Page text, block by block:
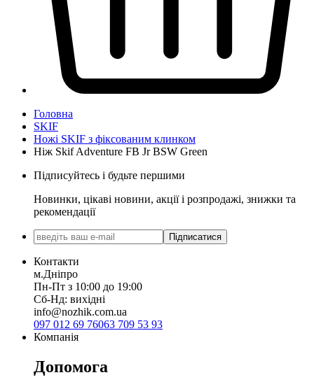
Головна
SKIF
Ножі SKIF з фіксованим клинком
Ніж Skif Adventure FB Jr BSW Green
Підписуйтесь і будьте першими
Новинки, цікаві новини, акції і розпродажі, знижки та
рекомендації
Підписатися
Контакти
м.Дніпро
Пн-Пт з 10:00 до 19:00
Сб-Нд: вихідні
info@nozhik.com.ua
097 012 69 76063 709 53 93
Компанія
Допомога